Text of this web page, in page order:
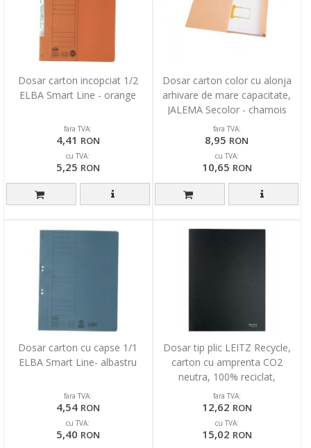
Dosar carton incopciat 1/2
ELBA Smart Line - orange
fara TVA:
4,41 RON
cu TVA:
5,25 RON
Dosar carton color cu alonja
arhivare de mare capacitate,
JALEMA Secolor - chamois
fara TVA:
8,95 RON
cu TVA:
10,65 RON
Dosar carton cu capse 1/1
ELBA Smart Line- albastru
fara TVA:
4,54 RON
cu TVA:
5,40 RON
Dosar tip plic LEITZ Recycle,
carton cu amprenta CO2
neutra, 100% reciclat,
certificare Blue Angel,
fara TVA:
12,62 RON
cu TVA:
15,02 RON